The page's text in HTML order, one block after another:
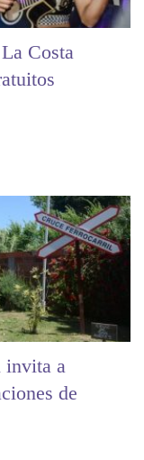
Costa
invita a
de